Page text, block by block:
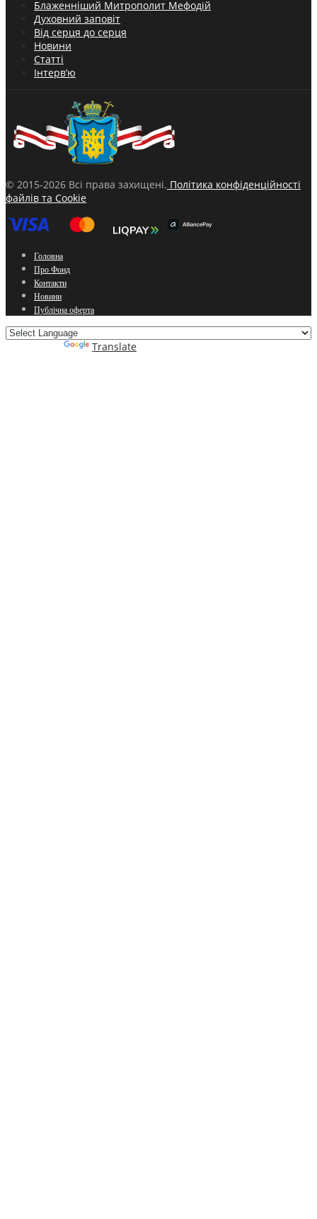
Блаженніший Митрополит Мефодій
Духовний заповіт
Від серця до серця
Новини
Статті
Інтерв’ю
© 2015-2026 Всі права захищені. Політика конфіденційності
файлів та Cookie
Головна
Про Фонд
Контакти
Новини
Публічна оферта
Translate